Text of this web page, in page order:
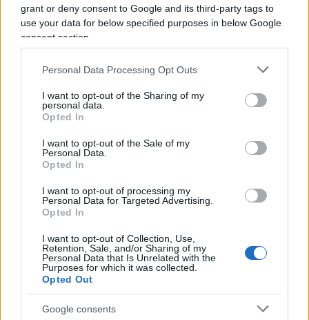
grant or deny consent to Google and its third-party tags to
use your data for below specified purposes in below Google
consent section.
Personal Data Processing Opt Outs
I want to opt-out of the Sharing of my
personal data.
Opted In
I want to opt-out of the Sale of my
Personal Data.
Opted In
I want to opt-out of processing my
Personal Data for Targeted Advertising.
Opted In
I want to opt-out of Collection, Use,
Retention, Sale, and/or Sharing of my
Personal Data that Is Unrelated with the
Purposes for which it was collected.
Opted Out
Google consents
25 Gennaio 2023, 22:11 22:11
Quando a soggetti incompetenti ( e non solo ) concedi
catastrofi .
Rispondi
Alessandro
25 Gennaio 2023, 18:38 18:38
Il Parlamento ovviamente non è l’unico organo politico del
paese. I costi della politica totali in Italia includono anche
includono un numero maggiore di persone. Il costo totale
per queste voci è variabile, ma si aggira intorno ai
14miliardi di euro all’anno.
Rispondi